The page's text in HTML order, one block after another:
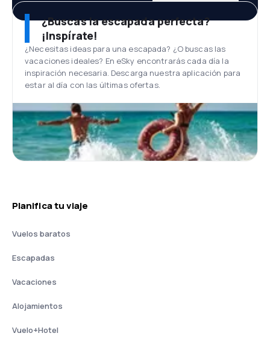
¿Buscas la escapada perfecta?
¡Inspírate!
¿Necesitas ideas para una escapada? ¿O buscas las
vacaciones ideales? En eSky encontrarás cada día la
inspiración necesaria. Descarga nuestra aplicación para
estar al día con las últimas ofertas.
Planifica tu viaje
Vuelos baratos
Escapadas
Vacaciones
Alojamientos
Vuelo+Hotel